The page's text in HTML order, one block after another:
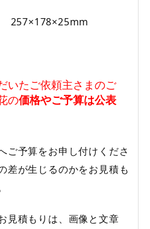
257×178×25mm
いたご依頼主さまのご
の価格やご予算は公表
ご予算をお申し付けくださ
差が生じるのかをお見積も
見積もりは、画像と文章